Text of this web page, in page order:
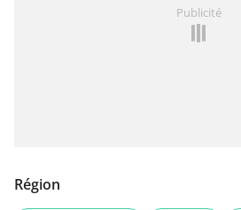
Publicité
Région